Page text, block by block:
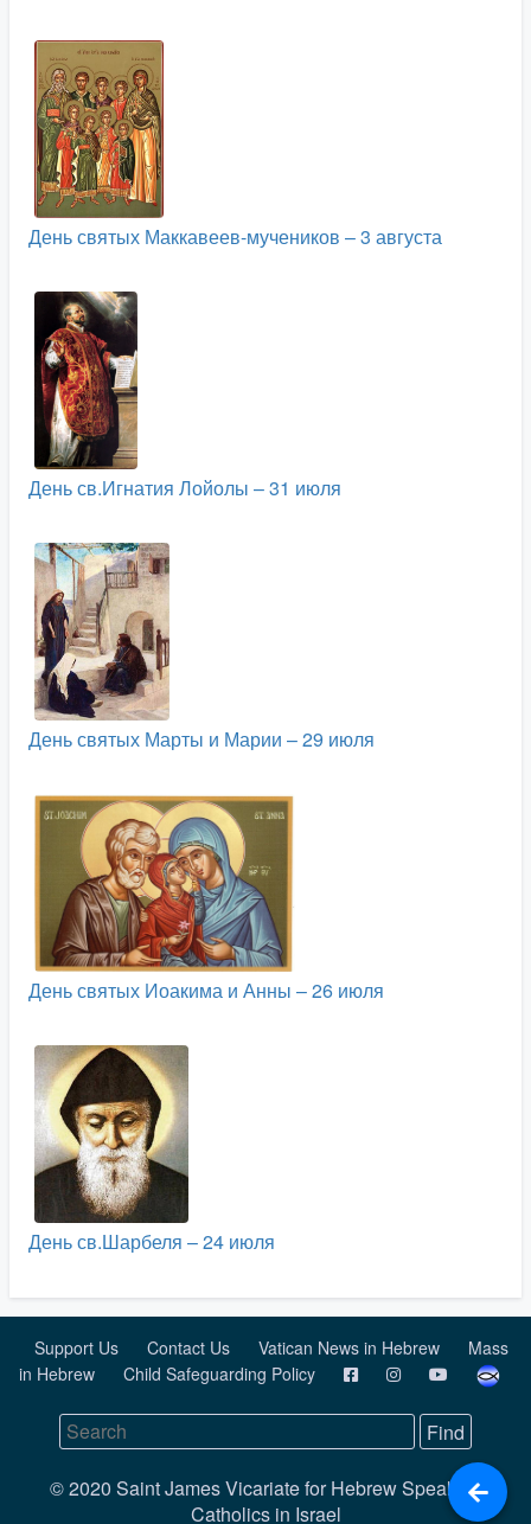
День святых Маккавеев-мучеников – 3 августа
День св.Игнатия Лойолы – 31 июля
День святых Марты и Марии – 29 июля
День святых Иоакима и Анны – 26 июля
День св.Шарбеля – 24 июля
Support Us Contact Us Vatican News in Hebrew
Mass
in Hebrew
Child Safeguarding Policy
© 2020 Saint James Vicariate for Hebrew Speaking
Catholics in Israel